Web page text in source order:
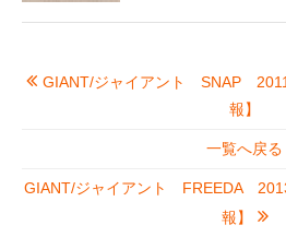
GIANT/ジャイアント SNAP
報】
一覧へ戻る
GIANT/ジャイアント FREEDA
報】